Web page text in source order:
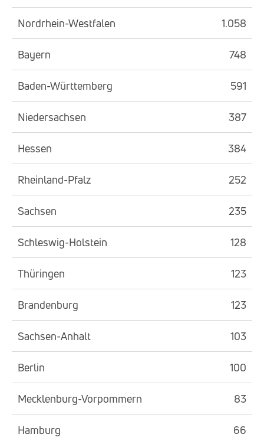
Nordrhein-Westfalen 1.058
Bayern 748
Baden-Württemberg 591
Niedersachsen 387
Hessen 384
Rheinland-Pfalz 252
Sachsen 235
Schleswig-Holstein 128
Thüringen 123
Brandenburg 123
Sachsen-Anhalt 103
Berlin 100
Mecklenburg-Vorpommern 83
Hamburg 66